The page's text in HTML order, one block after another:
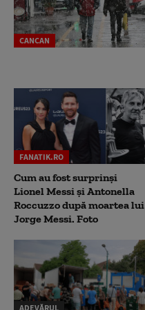
CANCAN
FANATIK.RO
Cum au fost surprinși
Lionel Messi și Antonella
Roccuzzo după moartea lui
Jorge Messi. Foto
ADEVĂRUL